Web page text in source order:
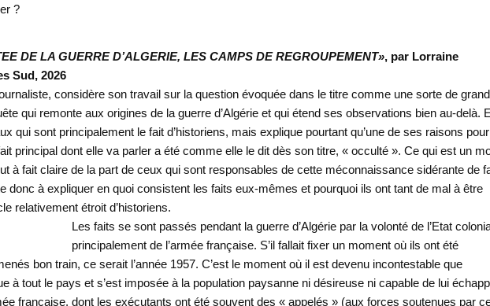
?
DE LA GUERRE D’ALGERIE, LES CAMPS DE REGROUPEMENT», par Lorraine
Sud, 2026
considère son travail sur la question évoquée dans le titre comme une sorte de grand
qui remonte aux origines de la guerre d’Algérie et qui étend ses observations bien au-delà.
qui sont principalement le fait d’historiens, mais explique pourtant qu’une de ses raisons pour
principal dont elle va parler a été comme elle le dit dès son titre, « occulté ». Ce qui est un
à fait claire de la part de ceux qui sont responsables de cette méconnaissance sidérante de
donc à expliquer en quoi consistent les faits eux-mêmes et pourquoi ils ont tant de mal à être
relativement étroit d’historiens.
Les faits se sont passés pendant la guerre d’Algérie par la volonté de l’Etat
principalement de l’armée française. S’il fallait fixer un moment où ils ont été
bon train, ce serait l’année 1957. C’est le moment où il est devenu incontestable que
à tout le pays et s’est imposée à la population paysanne ni désireuse ni capable de lui
française, dont les exécutants ont été souvent des « appelés » (aux forces soutenues par